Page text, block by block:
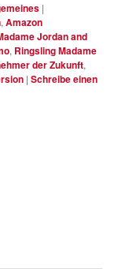
|
,Amazon
Jordan and
, Ringsling Madame
der Zukunft,
|Schreibe einen